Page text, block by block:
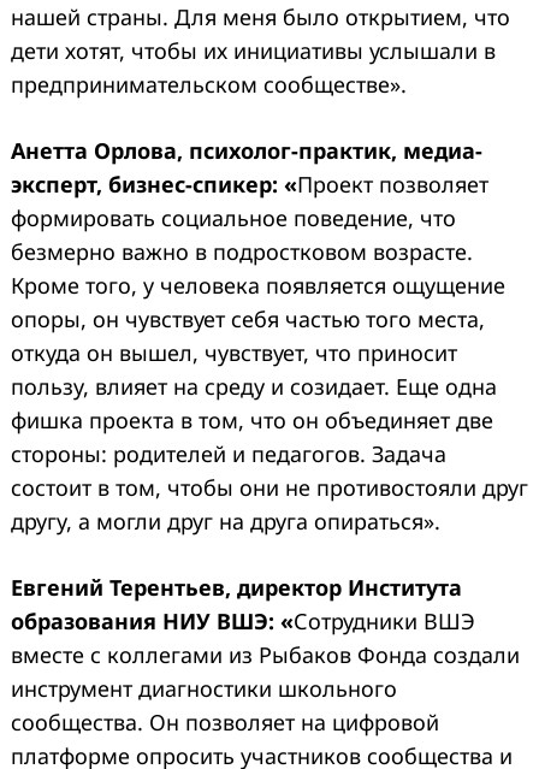
нашей страны. Для меня было открытием, что
дети хотят, чтобы их инициативы услышали в
предпринимательском сообществе».
Анетта Орлова, психолог-практик, медиа-
эксперт, бизнес-спикер: «Проект позволяет
формировать социальное поведение, что
безмерно важно в подростковом возрасте.
Кроме того, у человека появляется ощущение
опоры, он чувствует себя частью того места,
откуда он вышел, чувствует, что приносит
пользу, влияет на среду и созидает. Еще одна
фишка проекта в том, что он объединяет две
стороны: родителей и педагогов. Задача
состоит в том, чтобы они не противостояли друг
другу, а могли друг на друга опираться».
Евгений Терентьев, директор Института
образования НИУ ВШЭ: «Сотрудники ВШЭ
вместе с коллегами из Рыбаков Фонда создали
инструмент диагностики школьного
сообщества. Он позволяет на цифровой
платформе опросить участников сообщества и